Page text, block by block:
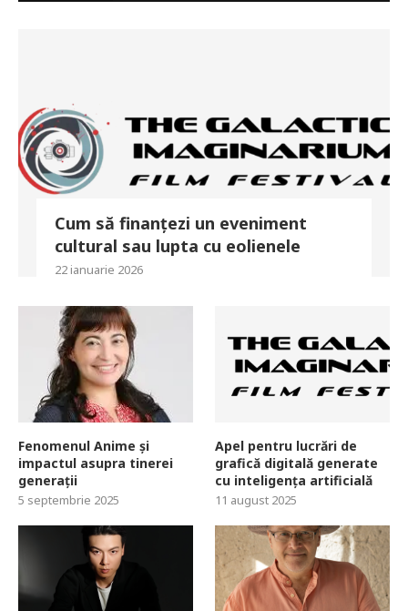
Cum să finanțezi un eveniment
cultural sau lupta cu eolienele
22 ianuarie 2026
Fenomenul Anime și
impactul asupra tinerei
generații
5 septembrie 2025
Apel pentru lucrări de
grafică digitală generate
cu inteligența artificială
11 august 2025